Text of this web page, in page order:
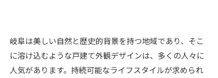
岐阜は美しい自然と歴史的背景を持つ地域であり、そこ
に溶け込むような戸建て外観デザインは、多くの人々に
人気があります。持続可能なライフスタイルが求められ